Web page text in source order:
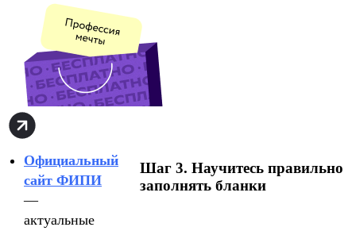
Официальный
сайт ФИПИ
—
актуальные
Шаг 3. Научитесь правильно
заполнять бланки